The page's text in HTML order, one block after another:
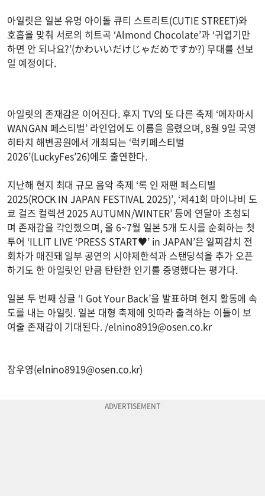
아일릿은 일본 유명 아이돌 큐티 스트리트(CUTIE STREET)와
호흡을 맞춰 서로의 히트곡 ‘Almond Chocolate’과 ‘귀엽기만
하면 안 되나요?’(かわいいだけじゃだめですか?) 무대를 선보
일 예정이다.
아일릿의 존재감은 이어진다. 후지 TV의 또 다른 축제 ‘메자마시
WANGAN 페스티벌’ 라인업에도 이름을 올렸으며, 8월 9일 국영
히타치 해변공원에서 개최되는 ‘럭키페스티벌
2026’(LuckyFes’26)에도 출연한다.
지난해 현지 최대 규모 음악 축제 ‘록 인 재팬 페스티벌
2025(ROCK IN JAPAN FESTIVAL 2025)’, ‘제41회 마이나비 도
쿄 걸즈 컬렉션 2025 AUTUMN/WINTER’ 등에 연달아 초청되
며 존재감을 각인했으며, 올 6~7월 일본 5개 도시를 순회하는 첫
투어 ‘ILLIT LIVE ‘PRESS START♥’ in JAPAN’은 일찌감치 전
회차가 매진돼 일부 공연의 시야제한석과 스탠딩석을 추가 오픈
하기도 한 아일릿인 만큼 탄탄한 인기를 증명했다는 평가다.
일본 두 번째 싱글 ‘I Got Your Back’을 발표하며 현지 활동에 속
도를 내는 아일릿. 일본 대형 축제에 잇따라 출격하는 이들이 보
여줄 존재감이 기대된다. /elnino8919@osen.co.kr
장우영(elnino8919@osen.co.kr)